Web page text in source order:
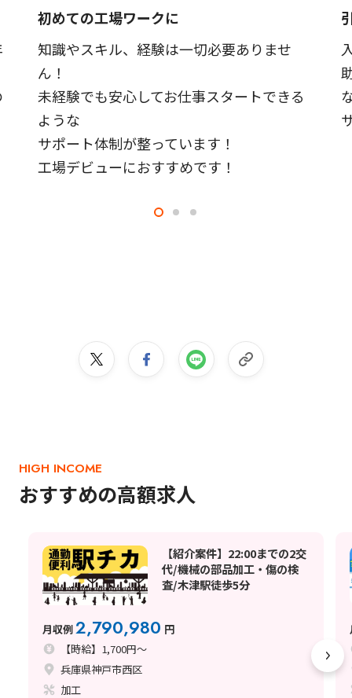
初めての工場ワークに
知識やスキル、経験は一切必要ありませ
ん！
未経験でも安心してお仕事スタートできる
ような
サポート体制が整っています！
工場デビューにおすすめです！
HIGH INCOME
おすすめの高額求人
【紹介案件】22:00までの2交
代/機械の部品加工・傷の検
査/木津駅徒歩5分
月収例2,790,980 円
【時給】1,700円～
兵庫県神戸市西区
加工